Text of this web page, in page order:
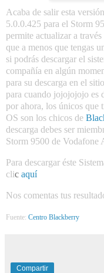
Acaba de salir esta
5.0.0.425 para el Storm
permite actualizar a
que a menos que tengas
si podrás descargar el
compañía en algún
para su descarga en el
para cuando jojojojojo es
por ahora, los únicos que
OS son los chicos de
descarga debes ser
Storm 9500 de Vodafone
Para descargar éste
clic aquí
Nos comentas tus
Fuente: Centro Blackberry
Compartir